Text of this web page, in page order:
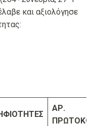
και αξιολόγησε
ΑΡ.